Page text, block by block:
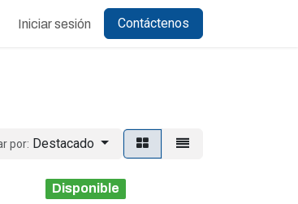
Iniciar sesión Contáctenos
por: Destacado
Disponible